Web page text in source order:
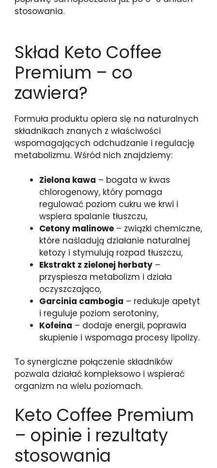
stosowania.
Skład Keto Coffee
Premium – co
zawiera?
Formuła produktu opiera się na naturalnych
składnikach znanych z właściwości
wspomagających odchudzanie i regulację
metabolizmu. Wśród nich znajdziemy:
Zielona kawa – bogata w kwas
chlorogenowy, który pomaga
regulować poziom cukru we krwi i
wspiera spalanie tłuszczu,
Cetony malinowe – związki chemiczne,
które naśladują działanie naturalnej
ketozy i stymulują rozpad tłuszczu,
Ekstrakt z zielonej herbaty –
przyspiesza metabolizm i działa
oczyszczająco,
Garcinia cambogia – redukuje apetyt
i reguluje poziom serotoniny,
Kofeina – dodaje energii, poprawia
skupienie i wspomaga procesy lipolizy.
To synergiczne połączenie składników
pozwala działać kompleksowo i wspierać
organizm na wielu poziomach.
Keto Coffee Premium
– opinie i rezultaty
stosowania